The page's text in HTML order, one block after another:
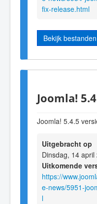
fix-release.html
Bekijk bestanden
Joomla!
Joomla! 5.4.5
Uitgebracht op
Dinsdag, 14
Uitkomende
https://
e-news/5951-
l